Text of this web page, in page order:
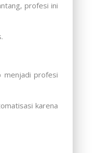
profesi ini
menjadi profesi
karena